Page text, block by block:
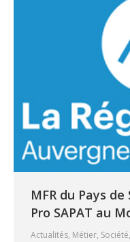
MFR du Pays
Pro SAPAT au
Actualités, Métier, Société,